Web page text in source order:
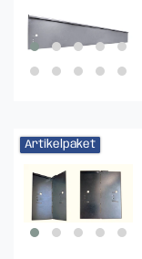
Artikelpaket